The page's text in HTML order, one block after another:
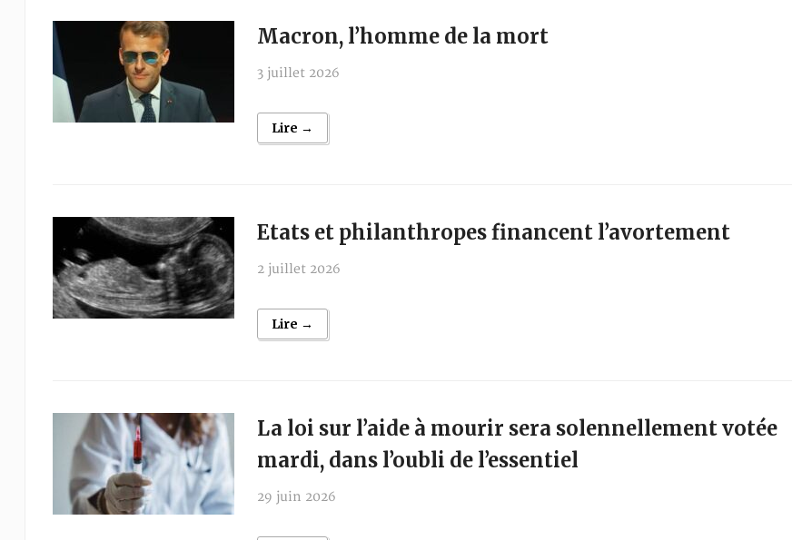
Macron, l’homme de la mort
3 juillet 2026
Lire →
Etats et philanthropes financent l’avortement
2 juillet 2026
Lire →
La loi sur l’aide à mourir sera solennellement votée
mardi, dans l’oubli de l’essentiel
29 juin 2026